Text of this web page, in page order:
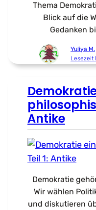
Thema
Blick auf die
Gedanken
Yuliya M.
Lesezeit
Antike
Demokratie
Wir wählen
und diskutieren